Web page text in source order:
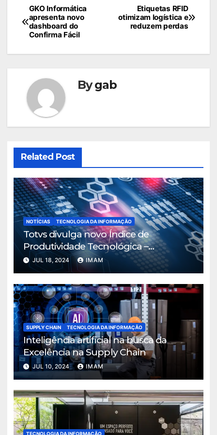
Navegação
de
Post
Etiquetas RFID
otimizam logística e
reduzem perdas
GKO Informática
apresenta novo
dashboard do
Confirma Fácil
Bygab
Related Post
NOTÍCIAS TECNOLOGIA DA INFORMAÇÃO
Totvs divulga novo Índice de
Produtividade Tecnológica –
Manufatura
JUL 18, 2024 IMAM
SUPPLY CHAIN TECNOLOGIA DA INFORMAÇÃO
Inteligência artificial na busca da
Excelência na Supply Chain
JUL 10, 2024 IMAM
TECNOLOGIA DA INFORMAÇÃO